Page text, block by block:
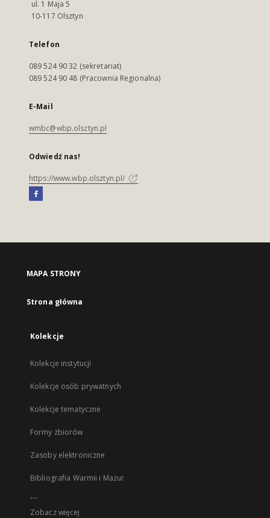
ul. 1 Maja 5
10-117 Olsztyn
Telefon
089 524 90 32 (sekretariat)
089 524 90 48 (Pracownia Regionalna)
E-Mail
wmbc@wbp.olsztyn.pl
Odwiedź nas!
https://www.wbp.olsztyn.pl/
MAPA STRONY
Strona główna
Kolekcje
Kolekcje instytucji
Kolekcje osób prywatnych
Kolekcje tematyczne
Formy zbiorów
Zasoby elektroniczne
Bibliografia Warmii i Mazur
...
Zobacz więcej